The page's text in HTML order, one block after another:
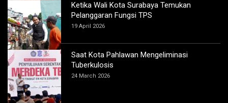
Ketika Wali Kota Surabaya Temukan
Pelanggaran Fungsi TPS
19 April 2026
Saat Kota Pahlawan Mengeliminasi
Tuberkulosis
24 March 2026